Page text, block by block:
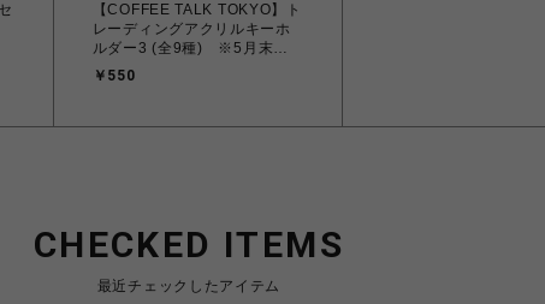
【COFFEE TALK TOKYO】ト
レーディングアクリルキーホ
ルダー3 (全9種) ※5月末以
降発送予定
￥550
CHECKED ITEMS
最近チェックしたアイテム